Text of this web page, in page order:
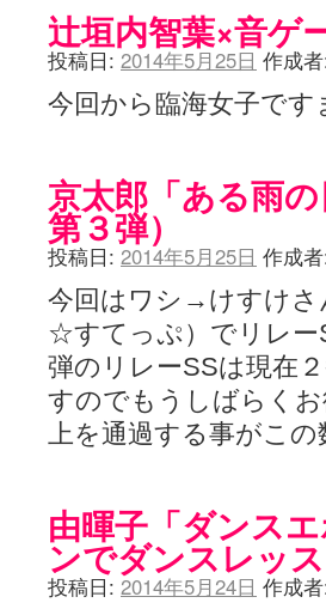
辻垣内智葉×音ゲ
投稿日: 2014年5月25日 作成
今回から臨海女子で
京太郎「ある雨
第３弾）
投稿日: 2014年5月25日 作成
今回はワシ→けすけ
☆すてっぷ）でリレ
弾のリレーSSは現在
すのでもうしばらく
上を通過する事がこ
由暉子「ダンス
ンでダンスレッス
投稿日: 2014年5月24日 作成